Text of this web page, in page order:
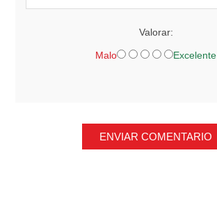
Valorar:
Malo Excelente
ENVIAR COMENTARIO